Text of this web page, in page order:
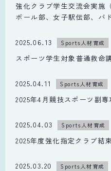
強化クラブ学生交流会実施
ボール部、女子駅伝部、バ
2025.06.13 Sports人材育成
スポーツ学生対象普通救命
2025.04.11 Sports人材育成
2025年4月競技スポーツ副専
2025.04.03 Sports人材育成
2025年度強化指定クラブ結
2025.03.20 Sports人材育成